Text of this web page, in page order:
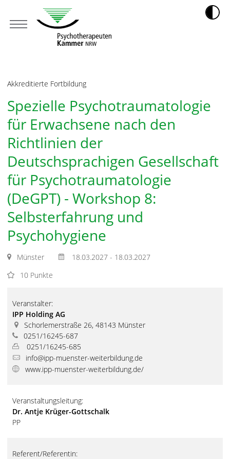
Akkreditierte Fortbildung
Spezielle Psychotraumatologie
für Erwachsene nach den
Richtlinien der
Deutschsprachigen Gesellschaft
für Psychotraumatologie
(DeGPT) - Workshop 8:
Selbsterfahrung und
Psychohygiene
Münster
18.03.2027 - 18.03.2027
10 Punkte
Veranstalter:
IPP Holding AG
Schorlemerstraße 26, 48143 Münster
0251/16245-687
0251/16245-685
info@ipp-muenster-weiterbildung.de
www.ipp-muenster-weiterbildung.de/
Veranstaltungsleitung:
Dr. Antje Krüger-Gottschalk
PP
Referent/Referentin: